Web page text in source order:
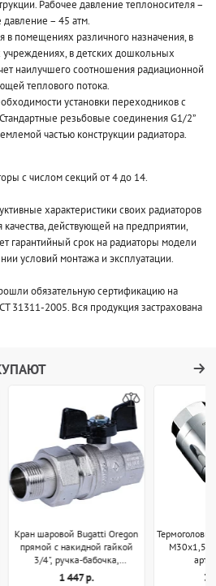
Рабочее давление теплоносителя –
– 45 атм.
помещениях различного назначения, в
в детских дошкольных
наилучшего соотношения радиационной
теплового потока.
установки переходников с
резьбовые соединения G1/2”
частью конструкции радиатора.
с числом секций от 4 до 14.
характеристики своих радиаторов
качества, действующей на предприятии,
гарантийный срок на радиаторы модели
условий монтажа и эксплуатации.
обязательную сертификацию на
31311-2005. Вся продукция застрахована
Кран шаровой Bugatti Oregon
прямой с накидной гайкой
3/4", ручка-бабочка,
арт.03220032
1 447 р.
M30x1,5
3